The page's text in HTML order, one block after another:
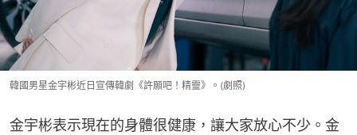
韓國男星金宇彬近日宣傳韓劇《許願吧！精靈》。(劇照)
金宇彬表示現在的身體很健康，讓大家放心不少。金